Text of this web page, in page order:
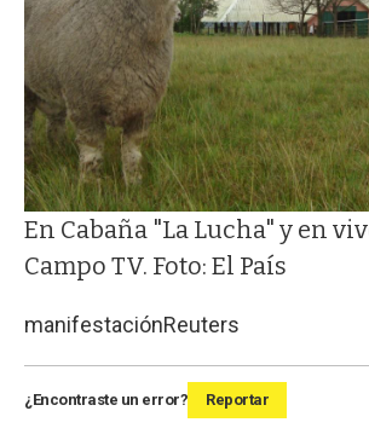
En Cabaña "La Lucha" y en
Campo TV. Foto: El País
manifestaciónReuters
¿Encontraste un error? Reportar